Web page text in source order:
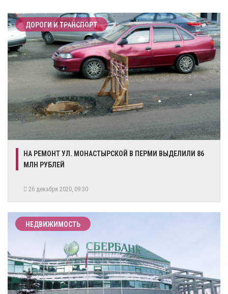
ДОРОГИ И ТРАНСПОРТ
НА РЕМОНТ УЛ. МОНАСТЫРСКОЙ В ПЕРМИ ВЫДЕЛИЛИ 86
МЛН РУБЛЕЙ
26 декабря 2020, 09:30
НЕДВИЖИМОСТЬ